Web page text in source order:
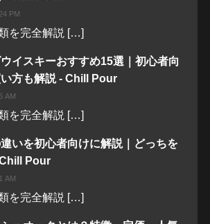
PM
を完全解説 […]
イスキーおすすめ15選｜初心者向
方も解説 - Chill Pour
AM
を完全解説 […]
いを初心者向けに解説｜どっちを
Pour
AM
を完全解説 […]